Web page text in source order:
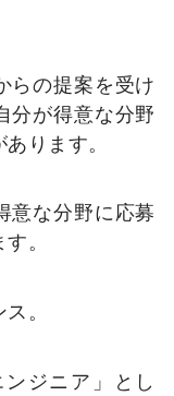
らの提案を受け
分が得意な分野
ります。
意な分野に応募
。
。
ジニア」とし